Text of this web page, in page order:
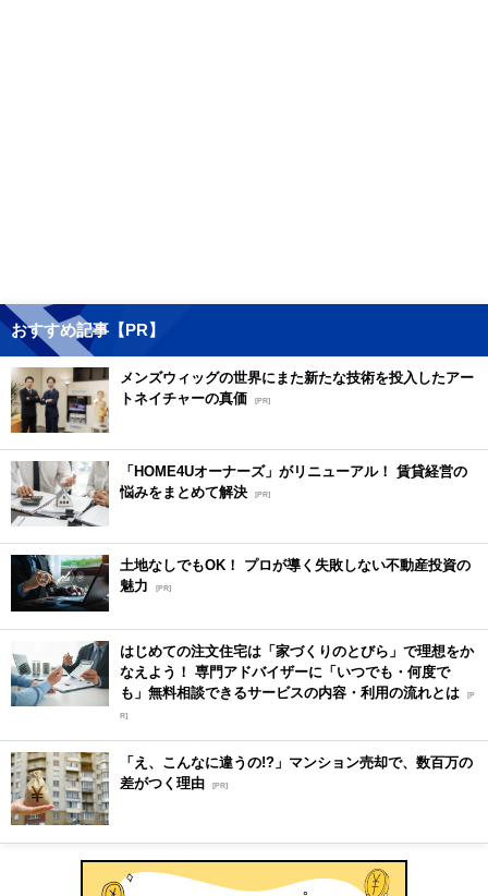
おすすめ記事【PR】
メンズウィッグの世界にまた新たな技術を投入したアー
トネイチャーの真価 [PR]
「HOME4Uオーナーズ」がリニューアル！ 賃貸経営の
悩みをまとめて解決 [PR]
土地なしでもOK！ プロが導く失敗しない不動産投資の
魅力
[PR]
はじめての注文住宅は「家づくりのとびら」で理想をか
なえよう！ 専門アドバイザーに「いつでも・何度で
も」無料相談できるサービスの内容・利用の流れとは [P
R]
「え、こんなに違うの!?」マンション売却で、数百万の
差がつく理由 [PR]